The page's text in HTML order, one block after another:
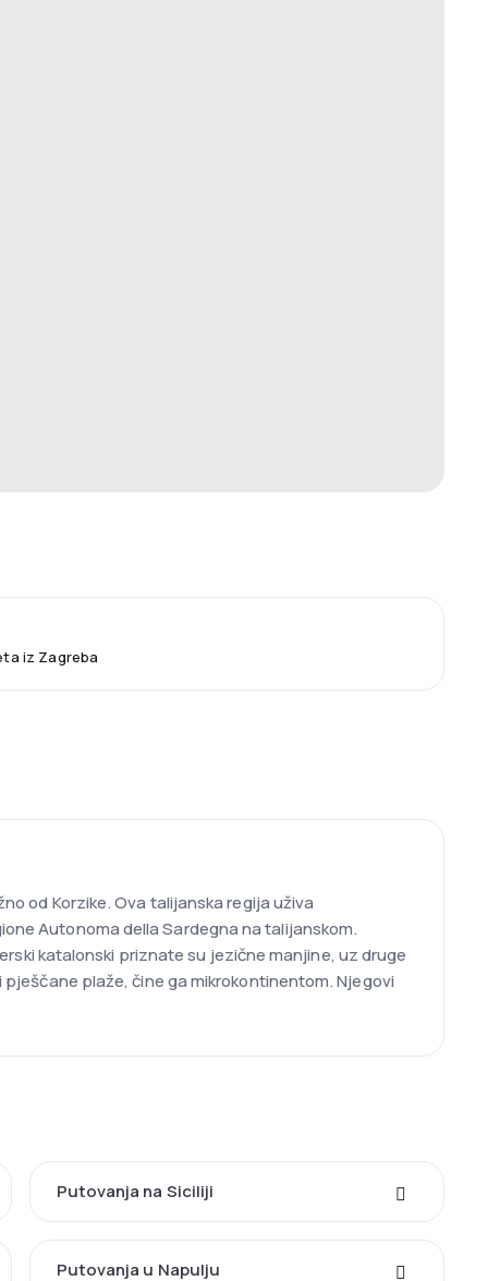
iz Zagreba
od Korzike. Ova talijanska regija uživa
Autonoma della Sardegna na talijanskom.
katalonski priznate su jezične manjine, uz druge
plaže, čine ga mikrokontinentom. Njegovi
Putovanja na Siciliji
Putovanja u Napulju